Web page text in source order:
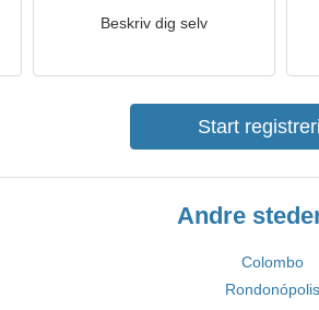
Beskriv dig selv
Start
Andre
Colombo
Rondonópolis